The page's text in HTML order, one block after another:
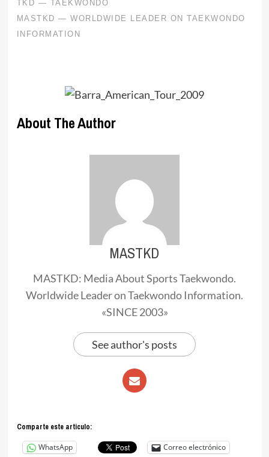
About The Author
MASTKD
MASTKD: Media About Sports Taekwondo.
Worldwide Leader on Taekwondo Information.
«SINCE 2003»
See author's posts
Comparte este articulo:
WhatsApp
Correo electrónico